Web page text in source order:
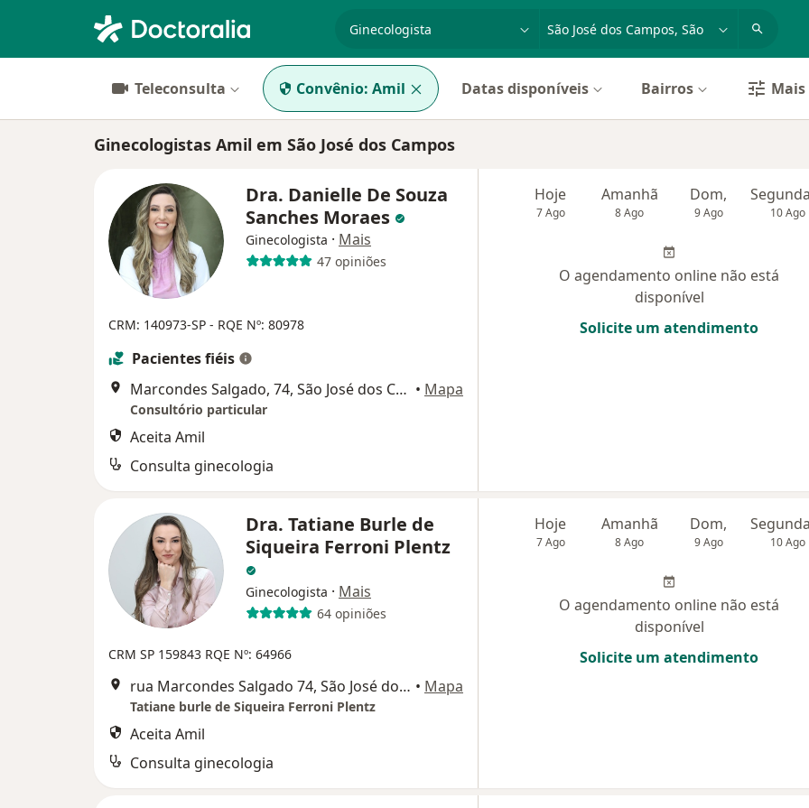
cidade ou região
Teleconsulta Convênio: Amil Datas disponíveis Bairros
Ginecologistas Amil em São José dos Campos
Dra. Danielle De Souza
Sanches Moraes
Ginecologista · Mais
47 opiniões
CRM: 140973-SP - RQE Nº: 80978
Pacientes fiéis
Marcondes Salgado, 74, São José dos Campos • Mapa
Consultório particular
Aceita Amil
Consulta ginecologia
Hoje
7 Ago
Amanhã
8 Ago
Dom,
9 Ago 10 Ago
O agendamento online não está
disponível
Solicite um atendimento
Dra. Tatiane Burle de
Siqueira Ferroni Plentz
Ginecologista · Mais
64 opiniões
CRM SP 159843 RQE Nº: 64966
rua Marcondes Salgado 74, São José dos Campos • Mapa
Tatiane burle de Siqueira Ferroni Plentz
Aceita Amil
Consulta ginecologia
Hoje
7 Ago
Amanhã
8 Ago
Dom,
9 Ago 10 Ago
O agendamento online não está
disponível
Solicite um atendimento